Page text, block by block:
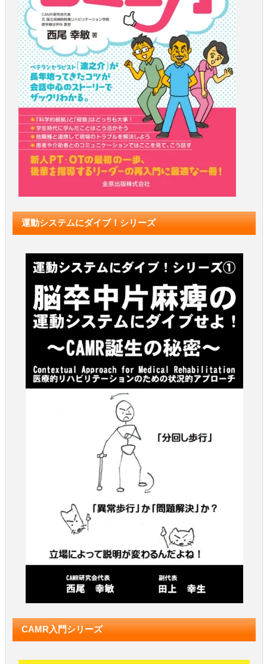
運動システムにダイブ！シリーズ
CAMR入門シリーズ